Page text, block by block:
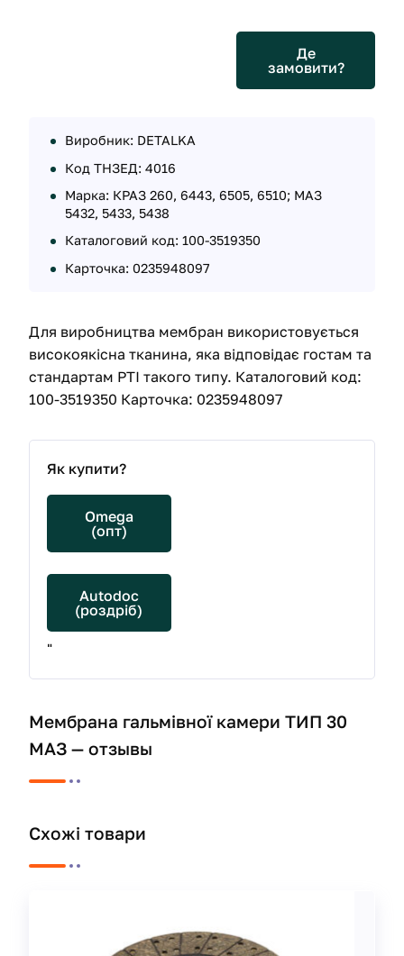
Де
замовити?
Виробник: DETALKA
Код ТНЗЕД: 4016
Марка: КРАЗ 260, 6443, 6505, 6510; МАЗ
5432, 5433, 5438
Каталоговий код: 100-3519350
Карточка: 0235948097
Для виробництва мембран використовується
високоякісна тканина, яка відповідає гостам та
стандартам РТІ такого типу. Каталоговий код:
100-3519350 Карточка: 0235948097
Як купити?
Omega
(опт)
Autodoc
(роздріб)
"
Мембрана гальмівної камери ТИП 30
МАЗ — отзывы
Схожі товари